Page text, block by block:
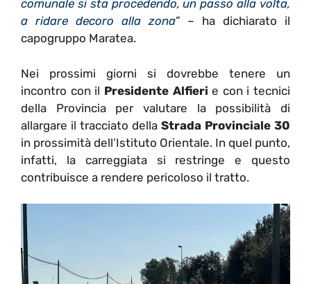
comunale si sta procedendo, un passo alla volta,
a ridare decoro alla zona” – ha dichiarato il
capogruppo Maratea.
Nei prossimi giorni si dovrebbe tenere un
incontro con il Presidente Alfieri e con i tecnici
della Provincia per valutare la possibilità di
allargare il tracciato della Strada Provinciale 30
in prossimità dell’Istituto Orientale. In quel punto,
infatti, la carreggiata si restringe e questo
contribuisce a rendere pericoloso il tratto.